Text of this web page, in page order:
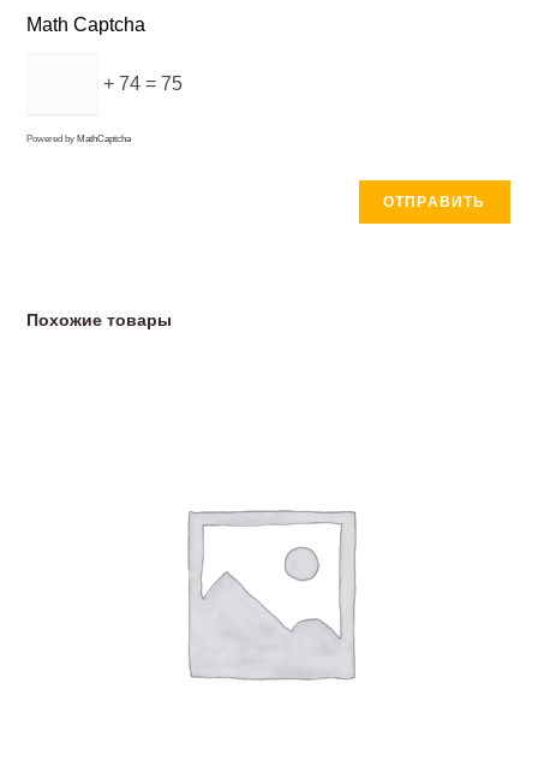
Math Captcha
+ 74 = 75
Powered by MathCaptcha
Похожие товары